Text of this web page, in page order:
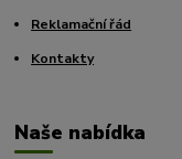
Reklamační řád
Kontakty
Naše nabídka